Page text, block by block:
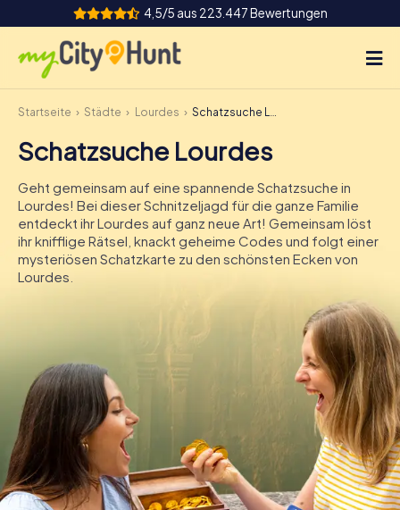
4,5/5 aus 223.447 Bewertungen
So funktioniert's
Städte
Touren
Teamevent
Tickets
DE
IE
IT
Tickets buchen
Startseite Städte Lourdes Schatzsuche Lourdes
Schatzsuche Lourdes
Geht gemeinsam auf eine spannende Schatzsuche in
Lourdes! Bei dieser Schnitzeljagd für die ganze Familie
entdeckt ihr Lourdes auf ganz neue Art! Gemeinsam löst
ihr knifflige Rätsel, knackt geheime Codes und folgt einer
mysteriösen Schatzkarte zu den schönsten Ecken von
Lourdes.